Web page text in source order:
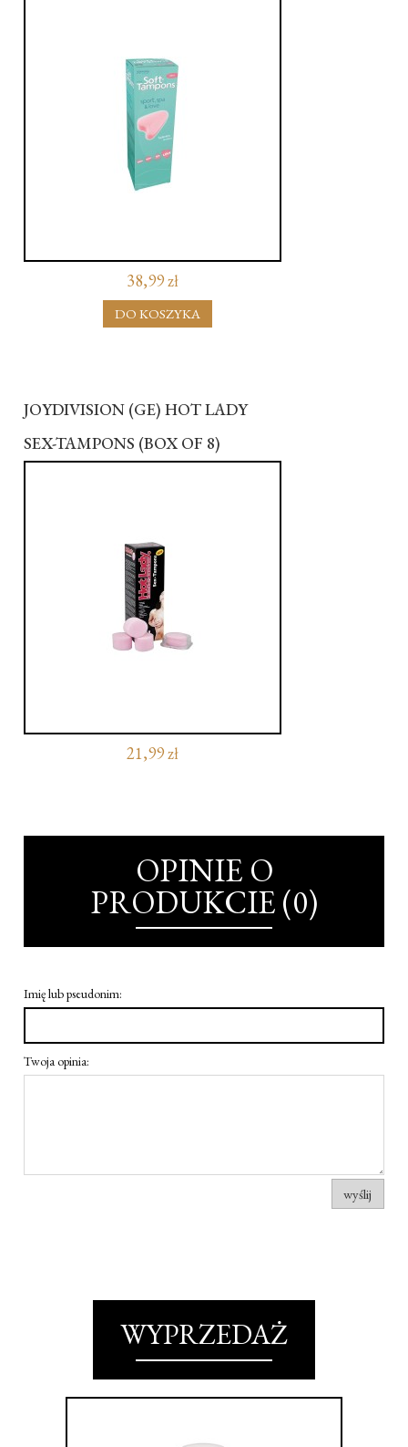
38,99 zł
DO KOSZYKA
JOYDIVISION (GE) HOT LADY
SEX-TAMPONS (BOX OF 8)
21,99 zł
OPINIE O
PRODUKCIE (0)
Imię lub pseudonim:
Twoja opinia:
wyślij
WYPRZEDAŻ